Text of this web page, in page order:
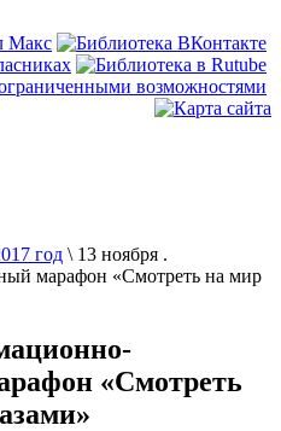
год \ 13 ноября .
марафон «Смотреть на мир
«Смотреть